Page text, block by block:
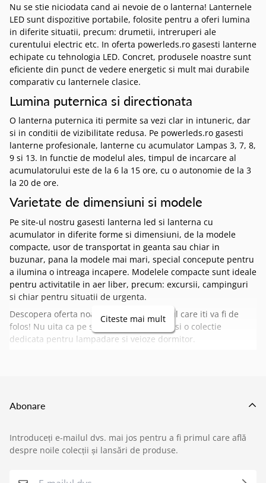
Nu se stie niciodata cand ai nevoie de o lanterna! Lanternele
LED sunt dispozitive portabile, folosite pentru a oferi lumina
in diferite situatii, precum: drumetii, intreruperi ale
curentului electric etc. In oferta powerleds.ro gasesti lanterne
echipate cu tehnologia LED. Concret, produsele noastre sunt
eficiente din punct de vedere energetic si mult mai durabile
comparativ cu lanternele clasice.
Lumina puternica si directionata
O lanterna puternica iti permite sa vezi clar in intuneric, dar
si in conditii de vizibilitate redusa. Pe powerleds.ro gasesti
lanterne profesionale, lanterne cu acumulator Lampas 3, 7, 8,
9 si 13. In functie de modelul ales, timpul de incarcare al
acumulatorului este de la 6 la 15 ore, cu o autonomie de la 3
la 20 de ore.
Varietate de dimensiuni si modele
Pe site-ul nostru gasesti lanterna led si lanterna cu
acumulator in diferite forme si dimensiuni, de la modele
compacte, usor de transportat in geanta sau chiar in
buzunar, pana la modele mai mari, special concepute pentru
a ilumina o intreaga incapere. Modelele compacte sunt ideale
pentru activitatile in aer liber, precum: excursii, campinguri
si chiar pentru situatii de urgenta.
Descopera oferta noastra si alege modelul care iti va fi de
folos! Nu uita ca pe site-ul nostru gasesti si o colectie
dedicata pentru lampadare si veioze dormitor
Citeste mai mult
Abonare
Introduceți e-mailul dvs. mai jos pentru a fi primul care află
despre noile colecții și lansări de produse.
Service si garantii ›